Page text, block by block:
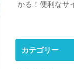
かる！便利なサ
カテゴリー